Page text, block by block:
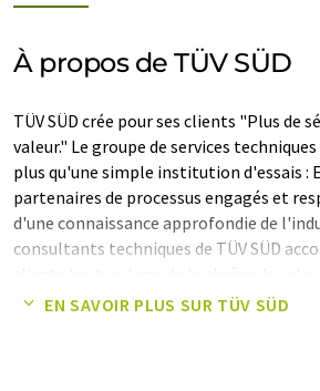
À propos de TÜV SÜD
TÜV SÜD crée pour ses clients "Plus de
valeur." Le groupe de services
plus qu'une simple institution d'essais :
partenaires de processus engagés et
d'une connaissance approfondie de
consultants techniques de TÜV SÜD
clients tout au long de la chaîne de
concentrent leurs services sur les
EN SAVOIR PLUS SUR TÜV SÜD